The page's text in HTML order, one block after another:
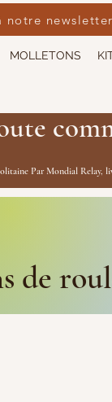
MOLLETONS
notre newsletter
Par Mondial Relay,
de